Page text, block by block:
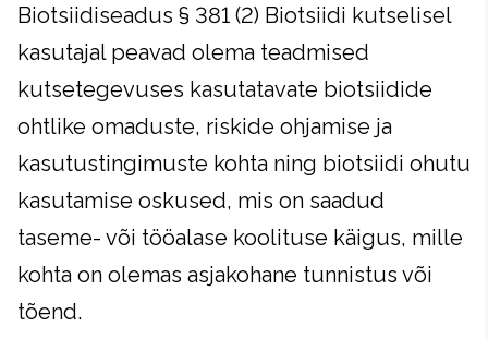
Biotsiidiseadus § 381 (2) Biotsiidi kutselisel
kasutajal peavad olema teadmised
kutsetegevuses kasutatavate biotsiidide
ohtlike omaduste, riskide ohjamise ja
kasutustingimuste kohta ning biotsiidi ohutu
kasutamise oskused, mis on saadud
taseme- või tööalase koolituse käigus, mille
kohta on olemas asjakohane tunnistus või
tõend.